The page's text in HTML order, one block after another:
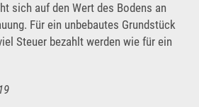
sich auf den Wert des Bodens an
Für ein unbebautes Grundstück
Steuer bezahlt werden wie für ein